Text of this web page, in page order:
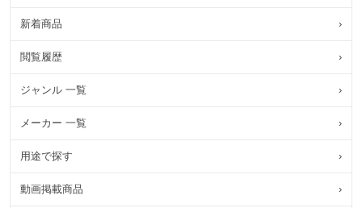
新着商品 ›
閲覧履歴 ›
ジャンル 一覧 ›
メーカー 一覧 ›
用途で探す ›
動画掲載商品 ›